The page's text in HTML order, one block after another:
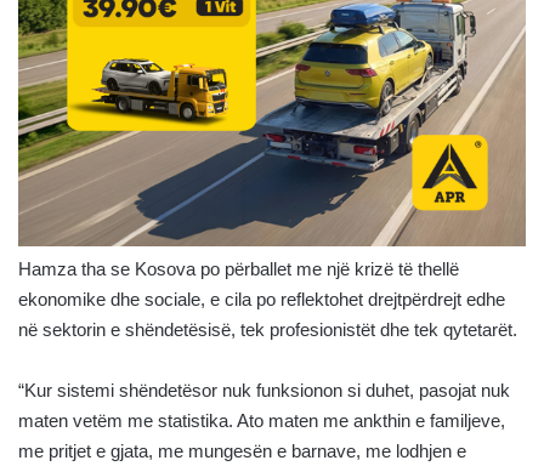
Hamza tha se Kosova po përballet me një krizë të thellë
ekonomike dhe sociale, e cila po reflektohet drejtpërdrejt edhe
në sektorin e shëndetësisë, tek profesionistët dhe tek qytetarët.
“Kur sistemi shëndetësor nuk funksionon si duhet, pasojat nuk
maten vetëm me statistika. Ato maten me ankthin e familjeve,
me pritjet e gjata, me mungesën e barnave, me lodhjen e